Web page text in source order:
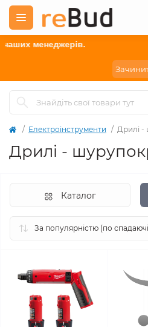
Електроінструменти Дрилі -
Дрилі -
Каталог